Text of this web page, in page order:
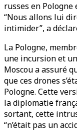
russes en
“Nous allons lui
intimider”, a
La Pologne,
une incursion et
Moscou a assuré
que ces drones
Pologne. Cette
la diplomatie
sortant, cette
“n’était pas un